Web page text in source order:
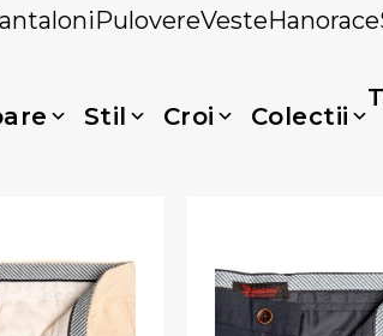
PulovereVesteHanorace
Stil Croi Colectii